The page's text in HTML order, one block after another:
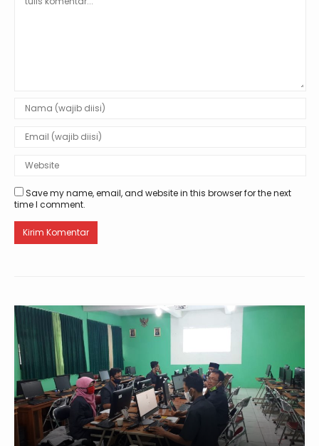
Save my name, email, and website in this browser for the next
time I comment.